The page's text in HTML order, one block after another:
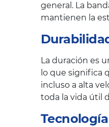
general. La
mantienen la
La duración es
lo que significa
incluso a alta
toda la vida útil